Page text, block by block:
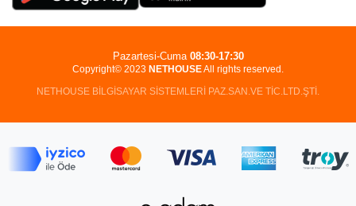
Copyright© 2023 NETHOUSEAll rights reserved.
NETHOUSE BİLGİSAYAR SİSTEMLERİ PAZ.SAN.VE TİC.LTD.ŞTİ.
Pazartesi-Cuma 08:30-17:30